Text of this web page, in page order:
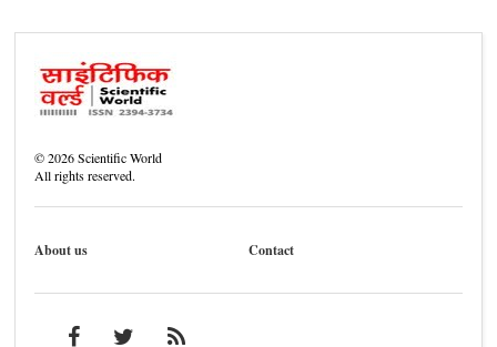
©2026Scientific World
All rights reserved.
About us Contact